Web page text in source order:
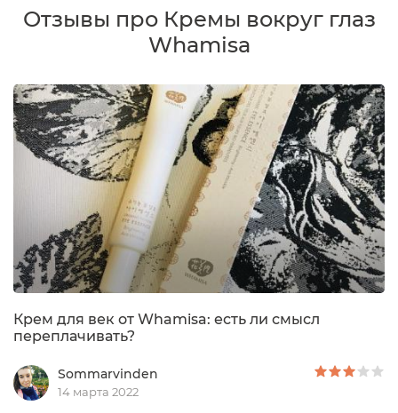
Отзывы про Кремы вокруг глаз
Whamisa
Крем для век от Whamisa: есть ли смысл
переплачивать?
Sommarvinden
14 марта 2022